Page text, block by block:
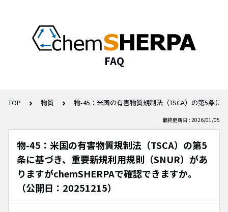
FAQ
TOP 物質 物-45：米国の有害物質規制法（TSCA）の第5条に
最終更新日 : 2026/01/05
物-45：米国の有害物質規制法（TSCA）の第5
条に基づき、重要新規利用規則（SNUR）があ
りますがchemSHERPAで確認できますか。
（公開日：20251215）